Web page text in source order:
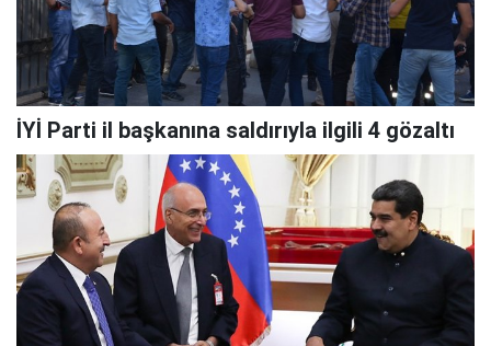
İYİ Parti il başkanına saldırıyla ilgili 4 gözaltı